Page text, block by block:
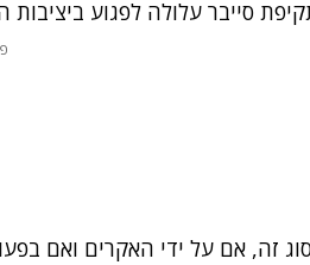
סייבר עלולה לפגוע
זה, אם על ידי האקרים ואם